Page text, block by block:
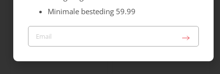
Minimale besteding 59.99